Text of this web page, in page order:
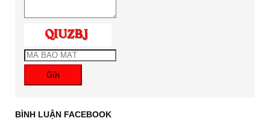
Gửi
BÌNH LUẬN FACEBOOK